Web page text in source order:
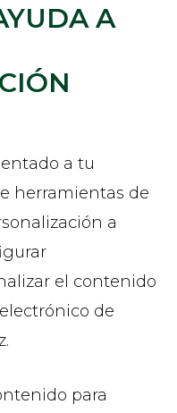
A
a tu
herramientas de
a
el contenido
de
para